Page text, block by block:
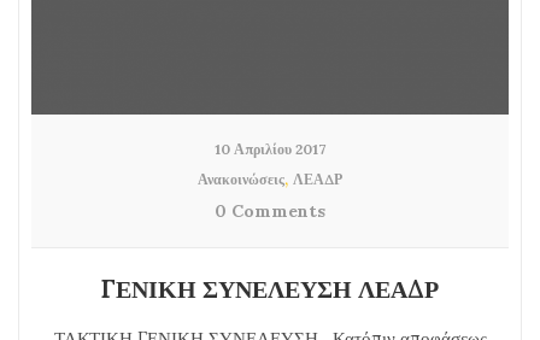
10 Απριλίου 2017
Ανακοινώσεις, ΛΕΑΔΡ
0 Comments
ΓΕΝΙΚΗ ΣΥΝΕΛΕΥΣΗ ΛΕΑΔΡ